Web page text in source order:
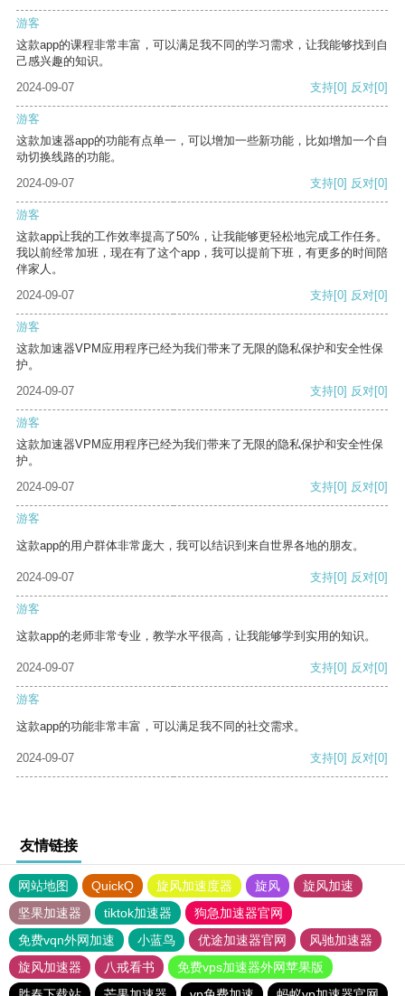
游客
这款app的课程非常丰富，可以满足我不同的学习需求，让我能够找到自
己感兴趣的知识。
2024-09-07
支持[0] 反对[0]
游客
这款加速器app的功能有点单一，可以增加一些新功能，比如增加一个自
动切换线路的功能。
2024-09-07
支持[0] 反对[0]
游客
这款app让我的工作效率提高了50%，让我能够更轻松地完成工作任务。
我以前经常加班，现在有了这个app，我可以提前下班，有更多的时间陪
伴家人。
2024-09-07
支持[0] 反对[0]
游客
这款加速器VPM应用程序已经为我们带来了无限的隐私保护和安全性保
护。
2024-09-07
支持[0] 反对[0]
游客
这款加速器VPM应用程序已经为我们带来了无限的隐私保护和安全性保
护。
2024-09-07
支持[0] 反对[0]
游客
这款app的用户群体非常庞大，我可以结识到来自世界各地的朋友。
2024-09-07 支持[0] 反对[0]
游客
这款app的老师非常专业，教学水平很高，让我能够学到实用的知识。
2024-09-07 支持[0] 反对[0]
游客
这款app的功能非常丰富，可以满足我不同的社交需求。
2024-09-07 支持[0] 反对[0]
友情链接
网站地图 QuickQ 旋风加速度器 旋风
旋风加速
坚果加速器
tiktok加速器
狗急加速器官网
免费vqn外网加速
小蓝鸟 优途加速器官网
风驰加速器
旋风加速器
八戒看书
免费vps加速器外网苹果版